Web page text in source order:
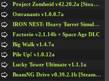
Project Zomboid v42.20.2a [Steam Early Access]
Ostranauts v1.0.0.7a
IRON NEST: Heavy Turret Simulator v1.0a
Factorio v2.1.14b + Space Age DLC
Big Walk v1.4.7a
Pile Up! v1.0.12a
Lucky Tower Ultimate v1.1.1a
BeamNG Drive v0.39.2.1b [Steam Early Access]